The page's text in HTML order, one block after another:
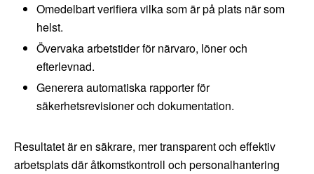
Omedelbart verifiera vilka som är på plats när som
helst.
Övervaka arbetstider för närvaro, löner och
efterlevnad.
Generera automatiska rapporter för
säkerhetsrevisioner och dokumentation.
Resultatet är en säkrare, mer transparent och effektiv
arbetsplats där åtkomstkontroll och personalhantering